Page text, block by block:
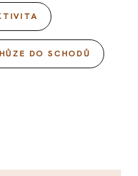
DO SCHODŮ